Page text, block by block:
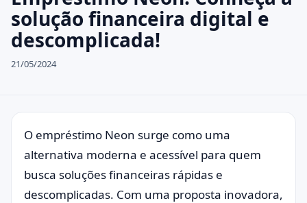
Empréstimo
Finanças
Legal
Buscar por:
Pressione Enter para buscar ou ESC para fechar.
solução financeira digital e
descomplicada!
21/05/2024
O empréstimo Neon surge como uma
alternativa moderna e acessível para quem
busca soluções financeiras rápidas e
descomplicadas. Com uma proposta inovadora,